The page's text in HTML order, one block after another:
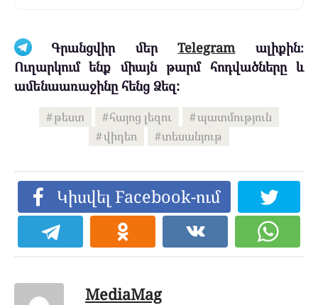
Գրանցվիր մերTelegramալիքին։
Ուղարկում ենք միայն թարմ հոդվածները և
ամենաառաջինը հենց Ձեզ:
թեստ հայոց լեզու
պատմություն
վիդեո
տեսանյութ
Կիսվել Facebook-ում
MediaMag